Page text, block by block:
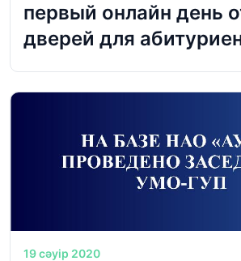
первый онлайн день
дверей для
19 сәуір 2020